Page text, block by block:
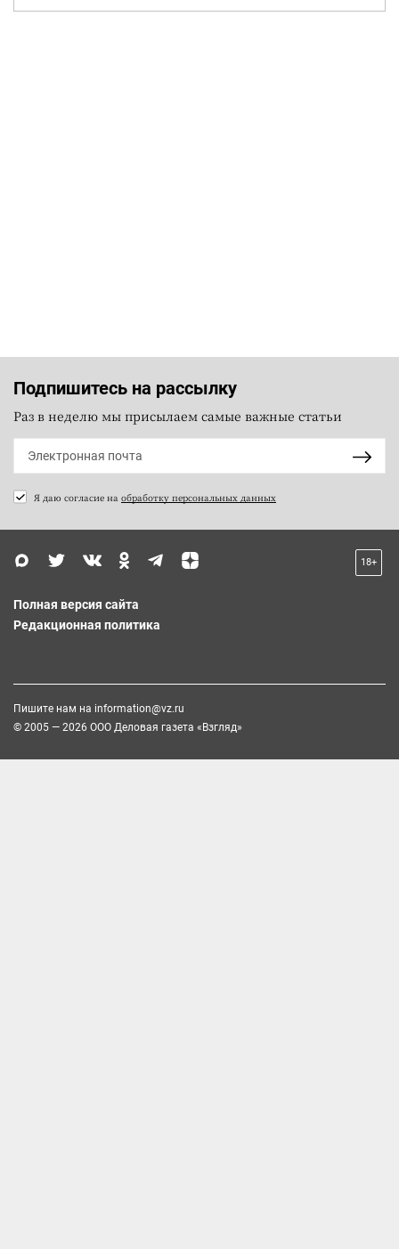
Подпишитесь на рассылку
Раз в неделю мы присылаем самые важные статьи
Я даю согласие на обработку персональных данных
18+
Полная версия сайта
Редакционная политика
Пишите нам на information@vz.ru
© 2005 — 2026 ООО Деловая газета «Взгляд»